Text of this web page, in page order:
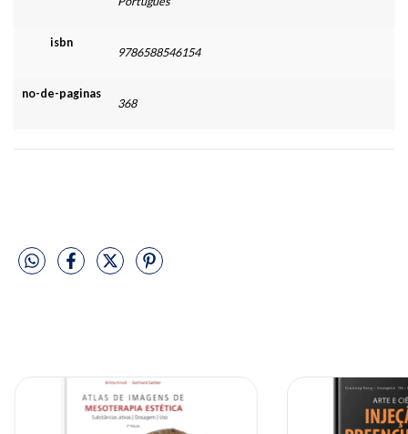
isbn
9786588546154
no-de-paginas
368